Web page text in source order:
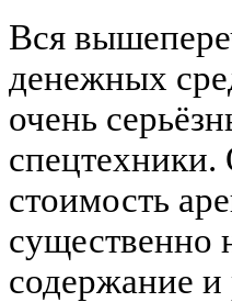
Вся
денежных
очень
спецтехники.
стоимость
существенно
содержание